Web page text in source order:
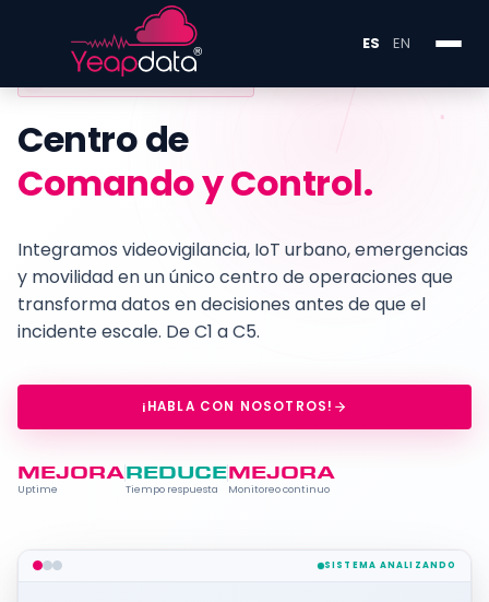
ES EN
INDUSTRIA - SM
Centro de
Comando y Control.
Integramos videovigilancia, IoT urbano, emergencias
y movilidad en un único centro de operaciones que
transforma datos en decisiones antes de que el
incidente escale. De C1 a C5.
¡HABLA CON NOSOTROS!
MEJORA
Uptime
REDUCE
Tiempo respuesta
MEJORA
Monitoreo continuo
SISTEMA ANALIZANDO